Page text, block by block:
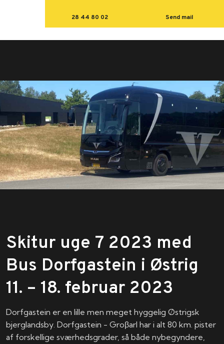
28 44 80 02 Send mail
Skitur uge 7 2023 med
Bus Dorfgastein i Østrig
11. – 18. februar 2023
Dorfgastein er en lille men meget hyggelig Østrigsk
bjerglandsby. Dorfgastein - Groβarl har i alt 80 km. pister
af forskellige sværhedsgrader, så både nybegyndere,